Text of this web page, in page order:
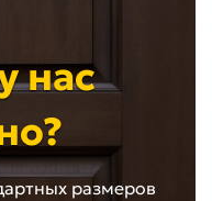
нас
размеров